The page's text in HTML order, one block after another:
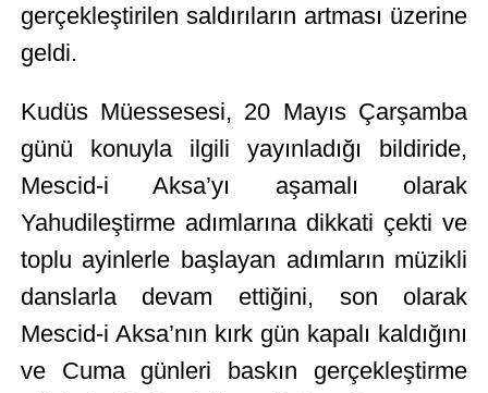
gerçekleştirilen saldırıların artması üzerine
geldi.
Kudüs Müessesesi, 20 Mayıs Çarşamba
günü konuyla ilgili yayınladığı bildiride,
Mescid-i Aksa’yı aşamalı olarak
Yahudileştirme adımlarına dikkati çekti ve
toplu ayinlerle başlayan adımların müzikli
danslarla devam ettiğini, son olarak
Mescid-i Aksa’nın kırk gün kapalı kaldığını
ve Cuma günleri baskın gerçekleştirme